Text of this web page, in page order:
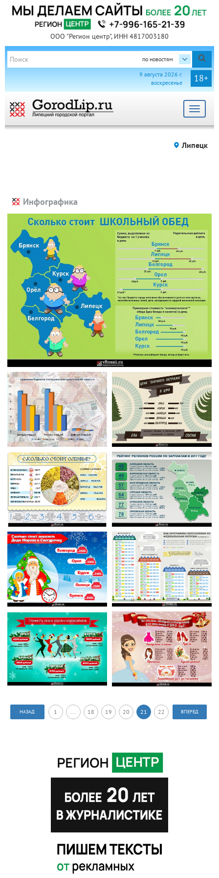
ООО "Регион центр", ИНН 4817003180
по новостям
18+
9 августа 2026 г.
воскресенье
Toggle
Липецк
Инфографика
НАЗАД 1 ... 18 19 20 21 22 ВПЕРЕД